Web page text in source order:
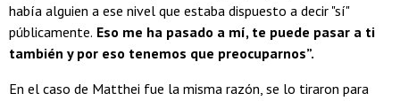
había alguien a ese nivel que estaba dispuesto a decir "sí"
públicamente. Eso me ha pasado a mí, te puede pasar a ti
también y por eso tenemos que preocuparnos”.
En el caso de Matthei fue la misma razón, se lo tiraron para